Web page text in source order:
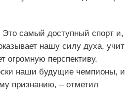
самый доступный спорт и,
нашу силу духа, учит
перспективу.
наши будущие чемпионы, и
признанию, – отметил